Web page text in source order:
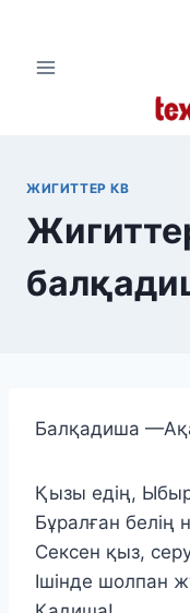
содержимому
ЖИГИТТЕР КВ
Балқадиша
Қызы едің,
Бұралған белің
Сексен қыз,
Ішінде шолпан